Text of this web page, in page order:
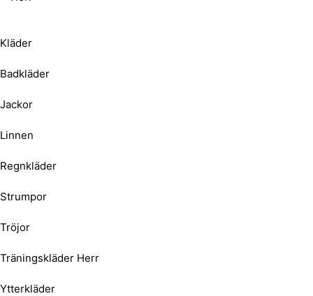
Kläder
Badkläder
Jackor
Linnen
Regnkläder
Strumpor
Tröjor
Träningskläder Herr
Ytterkläder